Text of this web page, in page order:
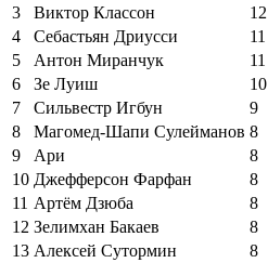
3
Виктор Классон
12
4
Себастьян Дриусси
11
5
Антон Миранчук
11
6
Зе Луиш
10
7
Сильвестр Игбун
9
8
Магомед-Шапи Сулейманов 8
9
Ари
8
10 Джефферсон Фарфан
8
11 Артём Дзюба
8
12 Зелимхан Бакаев
8
13 Алексей Сутормин
8